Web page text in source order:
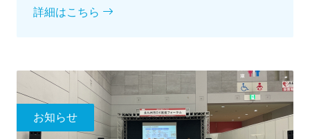
詳細はこちら
お知らせ